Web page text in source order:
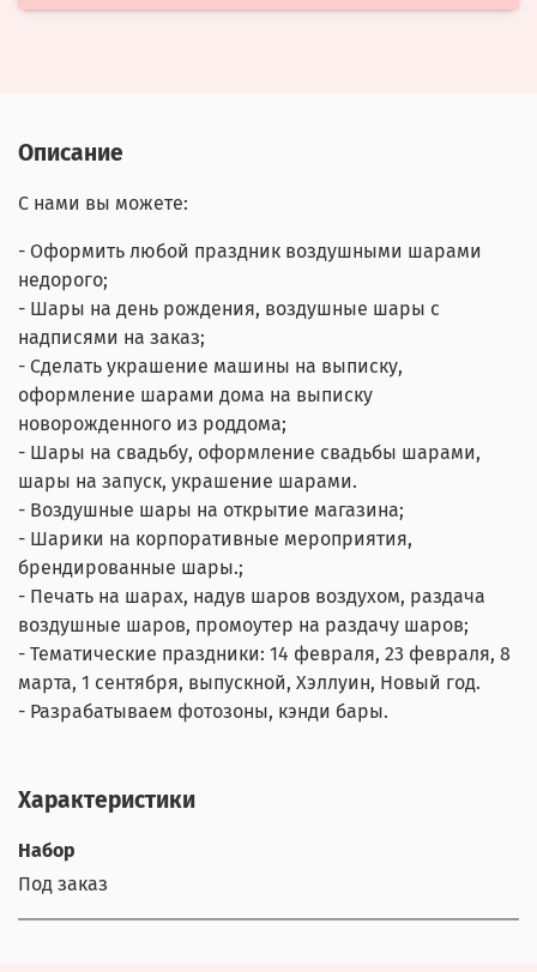
Описание
С нами вы можете:
- Оформить любой праздник воздушными шарами
недорого;
- Шары на день рождения, воздушные шары с
надписями на заказ;
- Сделать украшение машины на выписку,
оформление шарами дома на выписку
новорожденного из роддома;
- Шары на свадьбу, оформление свадьбы шарами,
шары на запуск, украшение шарами.
- Воздушные шары на открытие магазина;
- Шарики на корпоративные мероприятия,
брендированные шары.;
- Печать на шарах, надув шаров воздухом, раздача
воздушные шаров, промоутер на раздачу шаров;
- Тематические праздники: 14 февраля, 23 февраля, 8
марта, 1 сентября, выпускной, Хэллуин, Новый год.
- Разрабатываем фотозоны, кэнди бары.
Характеристики
Набор
Под заказ